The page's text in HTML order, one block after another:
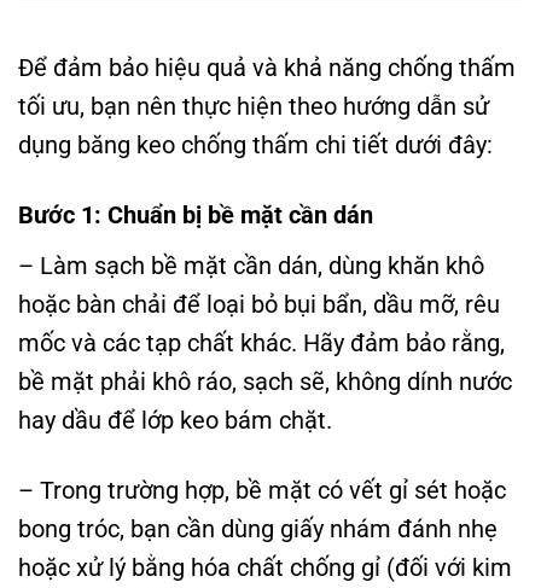
Để đảm bảo hiệu quả và khả năng chống thấm
tối ưu, bạn nên thực hiện theo hướng dẫn sử
dụng băng keo chống thấm chi tiết dưới đây:
Bước 1: Chuẩn bị bề mặt cần dán
– Làm sạch bề mặt cần dán, dùng khăn khô
hoặc bàn chải để loại bỏ bụi bẩn, dầu mỡ, rêu
mốc và các tạp chất khác. Hãy đảm bảo rằng,
bề mặt phải khô ráo, sạch sẽ, không dính nước
hay dầu để lớp keo bám chặt.
– Trong trường hợp, bề mặt có vết gỉ sét hoặc
bong tróc, bạn cần dùng giấy nhám đánh nhẹ
hoặc xử lý bằng hóa chất chống gỉ (đối với kim